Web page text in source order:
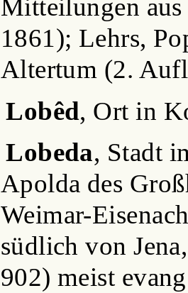
Mitteilungen
1861); Lehrs,
Altertum (2.
Lobêd, Ort in
Lobeda, Stadt
Apolda des
Weimar-
südlich von
902) meist